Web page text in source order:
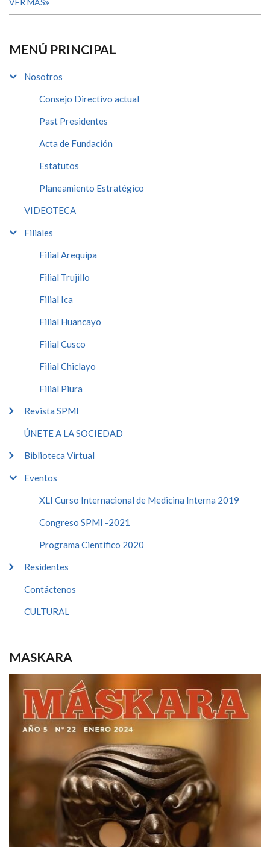
VER MÁS
MENÚ PRINCIPAL
Nosotros
Consejo Directivo actual
Past Presidentes
Acta de Fundación
Estatutos
Planeamiento Estratégico
VIDEOTECA
Filiales
Filial Arequipa
Filial Trujillo
Filial Ica
Filial Huancayo
Filial Cusco
Filial Chiclayo
Filial Piura
Revista SPMI
ÚNETE A LA SOCIEDAD
Biblioteca Virtual
Eventos
XLI Curso Internacional de Medicina Interna 2019
Congreso SPMI -2021
Programa Cientifico 2020
Residentes
Contáctenos
CULTURAL
MASKARA